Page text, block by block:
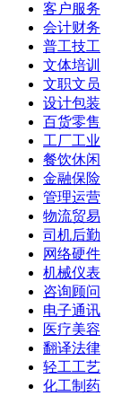
客户服务
会计财务
普工技工
文体培训
文职文员
设计包装
百货零售
工厂工业
餐饮休闲
金融保险
管理运营
物流贸易
司机后勤
网络硬件
机械仪表
咨询顾问
电子通讯
医疗美容
翻译法律
轻工工艺
化工制药